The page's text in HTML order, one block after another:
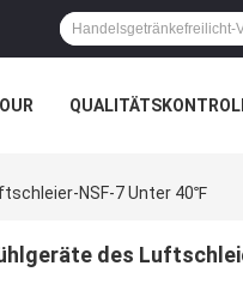
NSF-7 Unter 40℉
des